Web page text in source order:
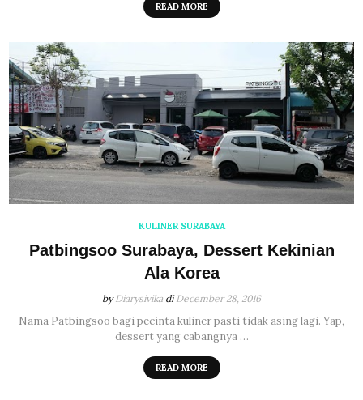
READ MORE
KULINER SURABAYA
Patbingsoo Surabaya, Dessert Kekinian
Ala Korea
by Diarysivika diDecember 28, 2016
Nama Patbingsoo bagi pecinta kuliner pasti tidak asing lagi. Yap,
dessert yang cabangnya …
READ MORE